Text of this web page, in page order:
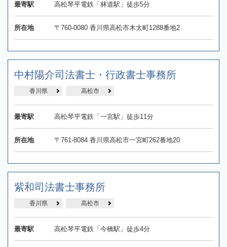
最寄駅 高松琴平電鉄「林道駅」徒歩5分
所在地 〒760-0080 香川県高松市木太町1288番地2
中村陽介司法書士・行政書士事務所
香川県 高松市
最寄駅 高松琴平電鉄「一宮駅」徒歩11分
所在地 〒761-8084 香川県高松市一宮町262番地20
紫和司法書士事務所
香川県 高松市
最寄駅 高松琴平電鉄「今橋駅」徒歩4分